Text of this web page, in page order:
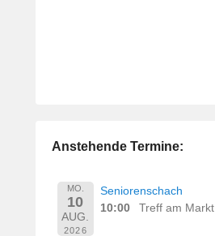
Anstehende Termine:
MO.
10
AUG.
2026
Seniorenschach
10:00
Treff am Markt